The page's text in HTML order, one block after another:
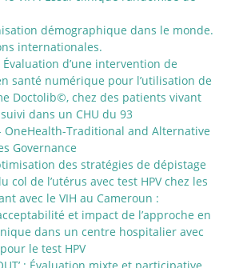
démographique dans le monde.
internationales.
Évaluation d’une intervention de
santé numérique pour l’utilisation de
Doctolib©, chez des patients vivant
dans un CHU du 93
- OneHealth-Traditional and Alternative
Governance
des stratégies de dépistage
col de l’utérus avec test HPV chez les
avec le VIH au Cameroun :
et impact de l’approche en
dans un centre hospitalier avec
le test HPV
: Évaluation mixte et participative